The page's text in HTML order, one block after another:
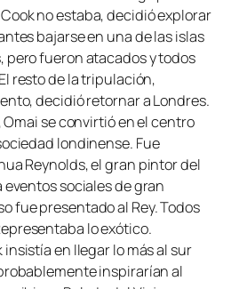
no estaba, decidió explorar
bajarse en una de las islas
pero fueron atacados y todos
resto de la tripulación,
decidió retornar a Londres.
se convirtió en el centro
londinense. Fue
Reynolds, el gran pintor del
sociales de gran
fue presentado al Rey. Todos
lo exótico.
en llegar lo más al sur
inspirarían al